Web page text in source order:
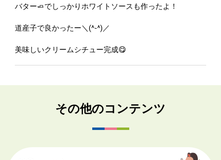
バター🧈でしっかりホワイトソースも作ったよ！
道産子で良かったー＼(^-^)／
美味しいクリームシチュー完成😋
その他のコンテンツ